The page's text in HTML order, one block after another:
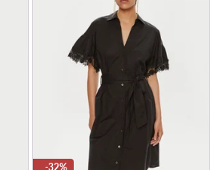
-32%